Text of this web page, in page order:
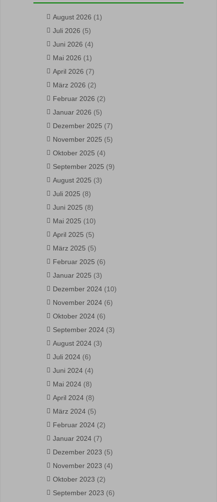
August 2026 (1)
Juli 2026 (5)
Juni 2026 (4)
Mai 2026 (1)
April 2026 (7)
März 2026 (2)
Februar 2026 (2)
Januar 2026 (5)
Dezember 2025 (7)
November 2025 (5)
Oktober 2025 (4)
September 2025 (9)
August 2025 (3)
Juli 2025 (8)
Juni 2025 (8)
Mai 2025 (10)
April 2025 (5)
März 2025 (5)
Februar 2025 (6)
Januar 2025 (3)
Dezember 2024 (10)
November 2024 (6)
Oktober 2024 (6)
September 2024 (3)
August 2024 (3)
Juli 2024 (6)
Juni 2024 (4)
Mai 2024 (8)
April 2024 (8)
März 2024 (5)
Februar 2024 (2)
Januar 2024 (7)
Dezember 2023 (5)
November 2023 (4)
Oktober 2023 (2)
September 2023 (6)